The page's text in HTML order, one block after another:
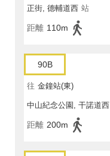
正街, 德輔道西 站
距離 110m
90B
往 金鐘站(東)
中山紀念公園, 干諾道西
距離 200m